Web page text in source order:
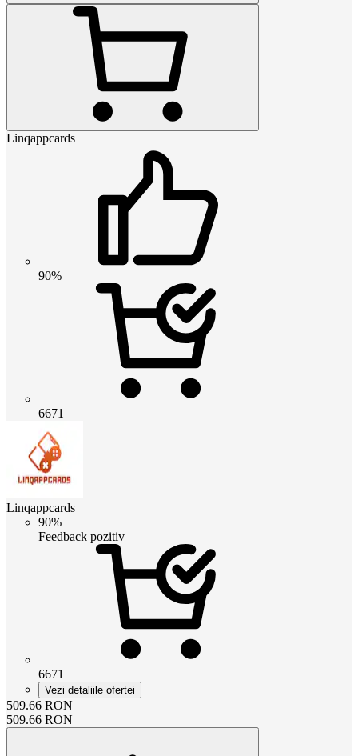
Linqappcards
90%
6671
Linqappcards
90%
Feedback pozitiv
6671
Vezi detaliile ofertei
509.66 RON
509.66 RON